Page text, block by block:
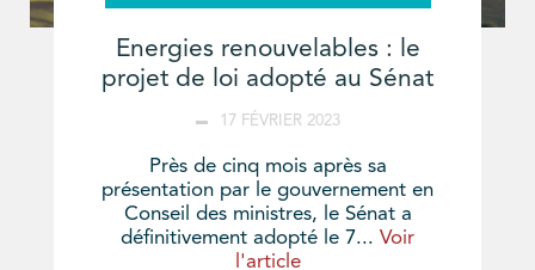
Energies renouvelables : le
projet de loi adopté au Sénat
17 FÉVRIER 2023
Près de cinq mois après sa
présentation par le gouvernement en
Conseil des ministres, le Sénat a
définitivement adopté le 7... Voir
l'article